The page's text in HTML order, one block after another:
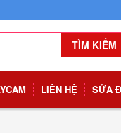
TÌM KIẾM
LIÊN HỆ SỬA